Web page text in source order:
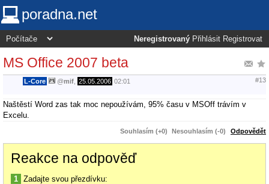
poradna.net
Neregistrovaný Přihlásit Registrovat
MS Office 2007 beta
L-Core @mif 25.05.2006 02:01 #13
Naštěstí Word zas tak moc nepoužívám, 95% času v MSOff trávím v
Excelu.
Souhlasím (+0) Nesouhlasím (-0) Odpovědět
Reakce na odpověď
1 Zadajte svou přezdívku: